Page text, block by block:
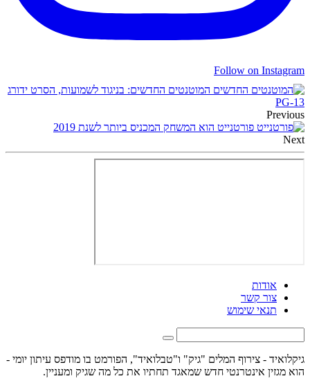
Follow on Instagram
המוטנטים החדשים: בניגוד לשמועות, הסרט ידורג
PG-13
Previous
פורטנייט הוא המשחק המכניס ביותר לשנת 2019
Next
אודות
צור קשר
תנאי שימוש
גיקלואיד - צירוף המלים "גיק" ו"טבלואיד", הפורמט בו מודפס עיתון יומי -
הוא מגזין אינטרנטי חדש שמאגד תחתיו את כל מה שגיק ומעניין.